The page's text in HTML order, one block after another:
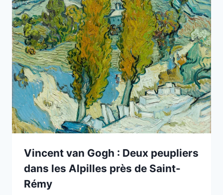
Vincent van Gogh : Deux peupliers
dans les Alpilles près de Saint-
Rémy